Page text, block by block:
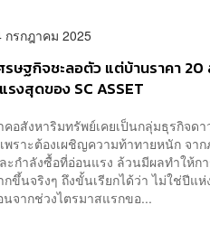
กรกฎาคม 2025
รษฐกิจชะลอตัว แต่บ้านราคา
รงสุดของ SC ASSET
คอสังหาริมทรัพย์เคยเป็นกลุ่มธุรกิจด
พราะต้องเผชิญความท้าทายหนัก จา
ะกำลังซื้อที่อ่อนแรง ล้วนมีผลทำให้ก
ขึ้นจริงๆ ถึงขั้นเรียกได้ว่า ไม่ใช่ปีแ
นจากช่วงไตรมาสแรกขอ...